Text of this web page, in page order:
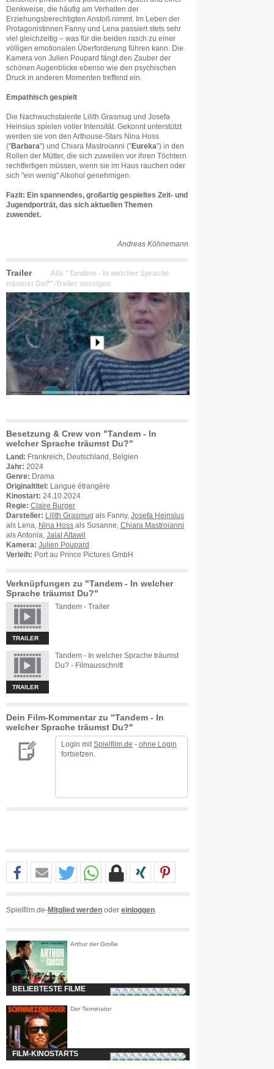
Denkweise, die häufig am Verhalten der
Erziehungsberechtigten Anstoß nimmt. Im Leben der
Protagonistinnen Fanny und Lena passiert stets sehr
viel gleichzeitig – was für die beiden rasch zu einer
völligen emotionalen Überforderung führen kann. Die
Kamera von Julien Poupard fängt den Zauber der
schönen Augenblicke ebenso wie den psychischen
Druck in anderen Momenten treffend ein.
Empathisch gespielt
Die Nachwuchstalente Lilith Grasmug und Josefa
Heinsius spielen voller Intensität. Gekonnt unterstützt
werden sie von den Arthouse-Stars Nina Hoss
("Barbara") und Chiara Mastroianni ("Eureka") in den
Rollen der Mütter, die sich zuweilen vor ihren Töchtern
rechtfertigen müssen, wenn sie im Haus rauchen oder
sich "ein wenig" Alkohol genehmigen.
Fazit: Ein spannendes, großartig gespieltes Zeit- und
Jugendporträt, das sich aktuellen Themen
zuwendet.
Andreas Köhnemann
Trailer
Alle "Tandem - In welcher Sprache
träumst Du?"-Trailer anzeigen
Besetzung & Crew von "Tandem - In
welcher Sprache träumst Du?"
Land: Frankreich, Deutschland, Belgien
Jahr: 2024
Genre: Drama
Originaltitel:
Langue étrangère
Kinostart: 24.10.2024
Regie: Claire Burger
Darsteller:
Lilith Grasmug als Fanny, Josefa Heinsius
als Lena,
Nina Hoss als Susanne, Chiara Mastroianni
als Antonia, Jalal Altawil
Kamera: Julien Poupard
Verleih: Port au Prince Pictures GmbH
Verknüpfungen zu "Tandem - In welcher
Sprache träumst Du?"
TRAILER
Tandem - Trailer
TRAILER
Tandem - In welcher Sprache träumst
Du? - Filmausschnitt
Dein Film-Kommentar zu "Tandem - In
welcher Sprache träumst Du?"
Login mit Spielfilm.de - ohne Login
fortsetzen.
Spielfilm.de-Mitglied werden oder einloggen
Arthur der Große
BELIEBTESTE FILME
Der Terminator
FILM-KINOSTARTS